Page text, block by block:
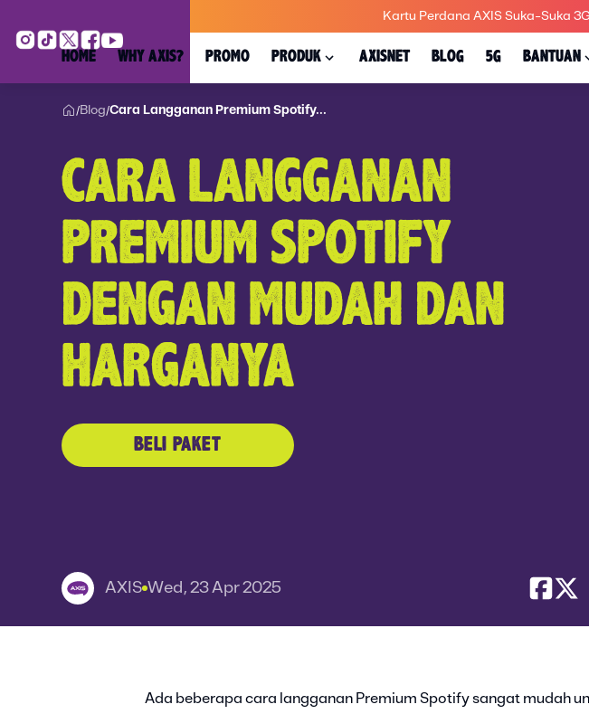
Kartu Perdana AXIS Suka-Suka
HOME WHY AXIS? PROMO PRODUK AXISNET BLOG 5G BANTUAN
/Blog/Cara Langganan Premium Spotify...
CARA LANGGANAN
PREMIUM SPOTIFY
DENGAN MUDAH DAN
HARGANYA
BELI PAKET
AXIS Wed, 23 Apr 2025
Ada beberapa cara langganan Premium Spotify sangat mudah